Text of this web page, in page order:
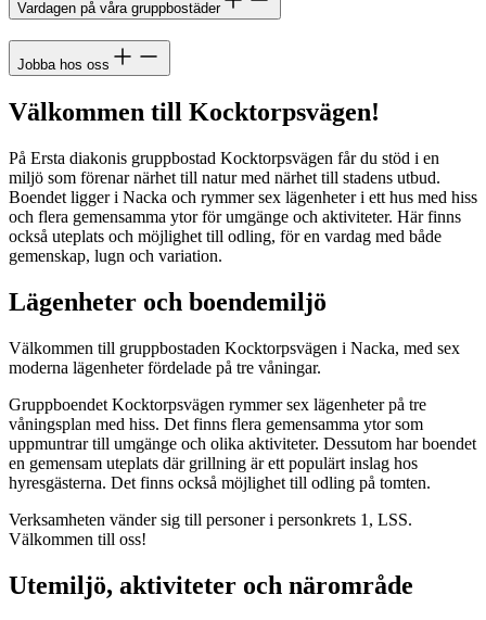
Vardagen på våra gruppbostäder
Jobba hos oss
Välkommen till Kocktorpsvägen!
På Ersta diakonis gruppbostad Kocktorpsvägen får du stöd i en
miljö som förenar närhet till natur med närhet till stadens utbud.
Boendet ligger i Nacka och rymmer sex lägenheter i ett hus med hiss
och flera gemensamma ytor för umgänge och aktiviteter. Här finns
också uteplats och möjlighet till odling, för en vardag med både
gemenskap, lugn och variation.
Lägenheter och boendemiljö
Välkommen till gruppbostaden Kocktorpsvägen i Nacka, med sex
moderna lägenheter fördelade på tre våningar.
Gruppboendet Kocktorpsvägen rymmer sex lägenheter på tre
våningsplan med hiss. Det finns flera gemensamma ytor som
uppmuntrar till umgänge och olika aktiviteter. Dessutom har boendet
en gemensam uteplats där grillning är ett populärt inslag hos
hyresgästerna. Det finns också möjlighet till odling på tomten.
Verksamheten vänder sig till personer i personkrets 1, LSS.
Välkommen till oss!
Utemiljö, aktiviteter och närområde